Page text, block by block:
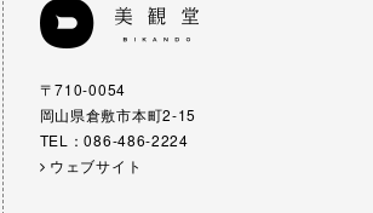
〒710-0054
岡山県倉敷市本町2-15
TEL：086-486-2224
ウェブサイト